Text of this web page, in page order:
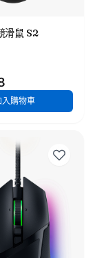
滑鼠 S2
入購物車